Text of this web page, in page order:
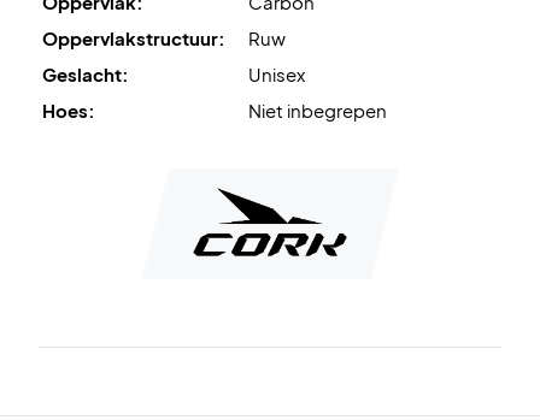
Oppervlakstructuur:
Ruw
Geslacht:
Unisex
Hoes:
Niet inbegrepen